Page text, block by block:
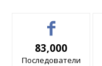
83,000
Последователи